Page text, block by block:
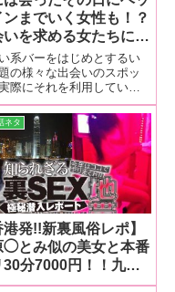
ンまでいく女性も！？
いを求める女たちに聞
『ワタシの出会い系マ
アル』告白記♥【街コ
テレクラ編】
系バーをはじめとするい
の様々な出会いのスポッ
際にそれを利用している
ちはどんな思いで利用し
のか？ 実際に彼女たちの
いてみた。
ネタ
港発!!新裏風俗レポ】
◯とみ似の美女と本番
30分7000円！！九龍
一角にある『ピンポン